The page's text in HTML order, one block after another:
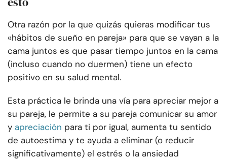
Otra razón por la que quizás quieras modificar tus
«hábitos de sueño en pareja» para que se vayan a la
cama juntos es que pasar tiempo juntos en la cama
(incluso cuando no duermen) tiene un efecto
positivo en su salud mental.
Esta práctica le brinda una vía para apreciar mejor a
su pareja, le permite a su pareja comunicar su amor
y apreciación para ti por igual, aumenta tu sentido
de autoestima y te ayuda a eliminar (o reducir
significativamente) el estrés o la ansiedad